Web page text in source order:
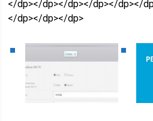
</dp></dp></dp></dp></dp></
</dp></dp></dp>